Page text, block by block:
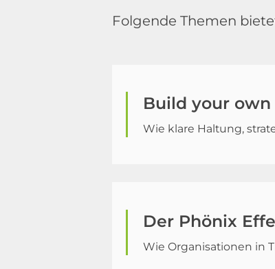
Folgende Themen
Build your own
Wie klare Haltung,
Der Phönix
Wie Organisationen in